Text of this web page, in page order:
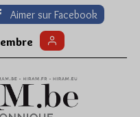
Aimer sur Facebook